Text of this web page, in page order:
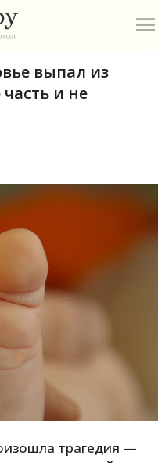
выпал из
и не
трагедия —